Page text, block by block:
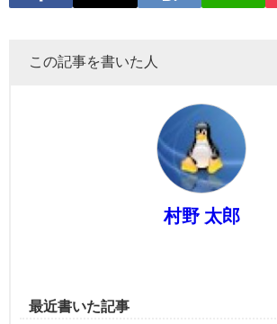
この記事を書いた人
村野 太郎
最近書いた記事